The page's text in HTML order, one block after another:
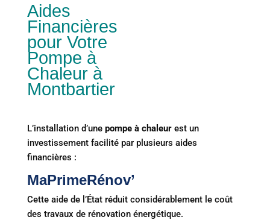
Aides
Financières
pour Votre
Pompe à
Chaleur à
Montbartier
L’installation d’une pompe à chaleurest un
investissement facilité par plusieurs aides
financières :
MaPrimeRénov’
Cette aide de l’État réduit considérablement le coût
des travaux de rénovation énergétique.